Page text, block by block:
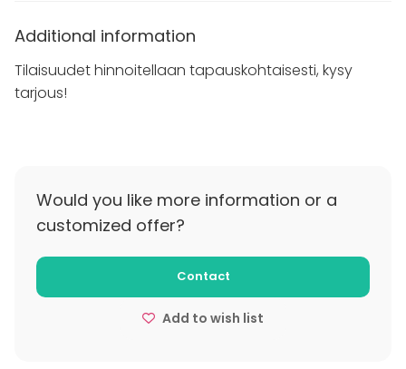
Additional information
Tilaisuudet hinnoitellaan tapauskohtaisesti, kysy
tarjous!
Would you like more information or a
customized offer?
Contact
Add to wish list